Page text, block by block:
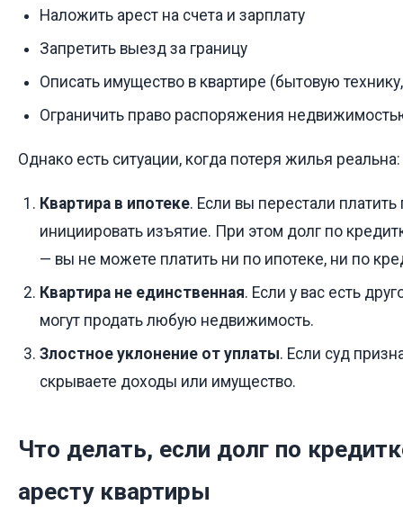
Наложить арест на счета и зарплату
Запретить выезд за границу
Описать имущество в квартире (бытовую
Ограничить право распоряжения
Однако есть ситуации, когда потеря жилья реальна:
Квартира в ипотеке. Если вы перестали
инициировать изъятие. При этом долг по
— вы не можете платить ни по ипотеке, ни по
Квартира не единственная. Если у вас есть
могут продать любую недвижимость.
Злостное уклонение от уплаты. Если суд
скрываете доходы или имущество.
Что делать, если долг по
аресту квартиры